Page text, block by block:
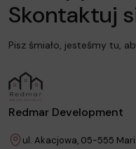
Skontaktuj
Pisz śmiało, jesteśmy tu,
Redmar Development
ul. Akacjowa, 05-555